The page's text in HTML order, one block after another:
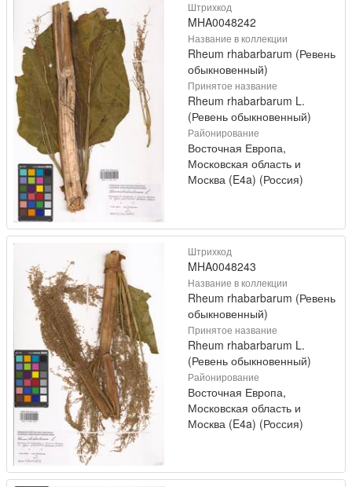
Штрихкод
MHA0048242
Название в коллекции
Rheum rhabarbarum (Ревень
обыкновенный)
Принятое название
Rheum rhabarbarum L.
(Ревень обыкновенный)
Районирование
Восточная Европа,
Московская область и
Москва (E4a) (Россия)
Штрихкод
MHA0048243
Название в коллекции
Rheum rhabarbarum (Ревень
обыкновенный)
Принятое название
Rheum rhabarbarum L.
(Ревень обыкновенный)
Районирование
Восточная Европа,
Московская область и
Москва (E4a) (Россия)